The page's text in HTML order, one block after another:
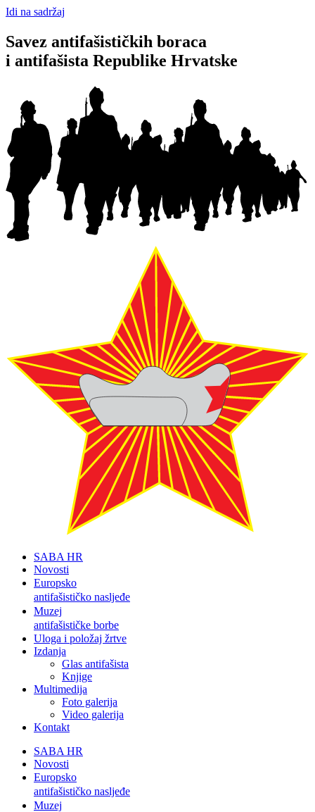
Idi na sadržaj
Savez antifašističkih boraca
i antifašista Republike Hrvatske
SABA HR
Novosti
Europsko
antifašističko nasljeđe
Muzej
antifašističke borbe
Uloga i položaj žrtve
Izdanja
Glas antifašista
Knjige
Multimedija
Foto galerija
Video galerija
Kontakt
SABA HR
Novosti
Europsko
antifašističko nasljeđe
Muzej